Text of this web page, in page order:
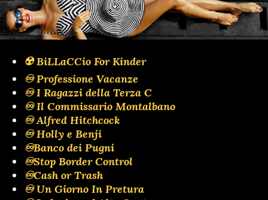
☢️ BiLLaCCio For Kinder
♾️ Professione Vacanze
♾️ I Ragazzi della Terza C
♾️ Il Commissario Montalbano
♾️ Alfred Hitchcock
♾️ Holly e Benji
♾️Banco dei Pugni
♾️Stop Border Control
♾️Cash or Trash
♾️ Un Giorno In Pretura